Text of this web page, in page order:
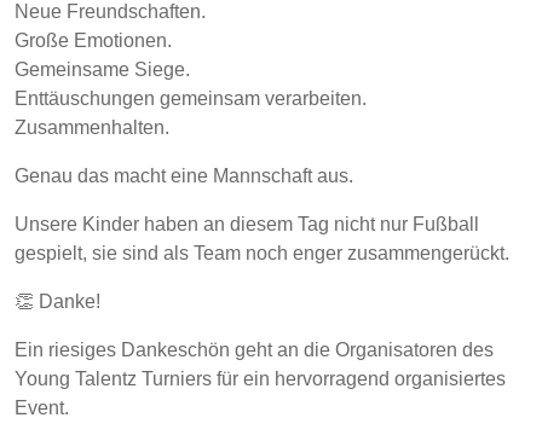
Neue Freundschaften.
Große Emotionen.
Gemeinsame Siege.
Enttäuschungen gemeinsam verarbeiten.
Zusammenhalten.
Genau das macht eine Mannschaft aus.
Unsere Kinder haben an diesem Tag nicht nur Fußball
gespielt, sie sind als Team noch enger zusammengerückt.
👏 Danke!
Ein riesiges Dankeschön geht an die Organisatoren des
Young Talentz Turniers für ein hervorragend organisiertes
Event.